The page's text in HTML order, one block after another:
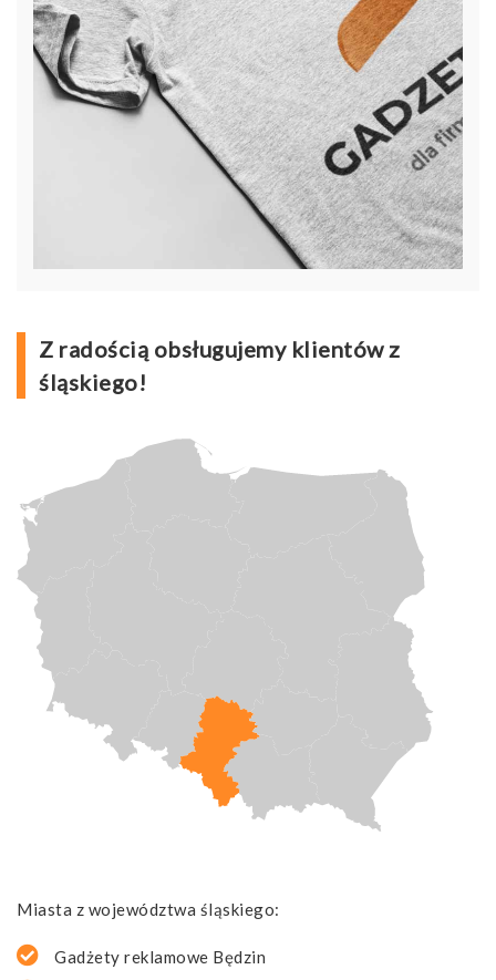
Z radością obsługujemy klientów z
śląskiego!
Miasta z województwa śląskiego:
Gadżety reklamowe Będzin